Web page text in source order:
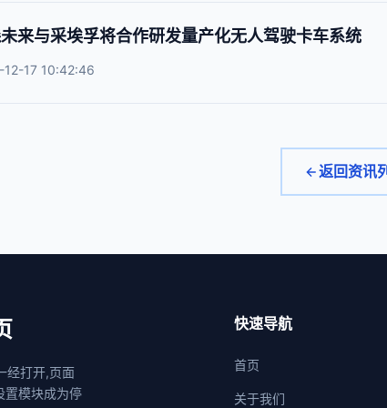
来与采埃孚将合作研发量产化无人驾驶卡车系统
12-17 10:42:46
返回资讯
经打开,页面
置模块成为停
快速导航
首页
关于我们